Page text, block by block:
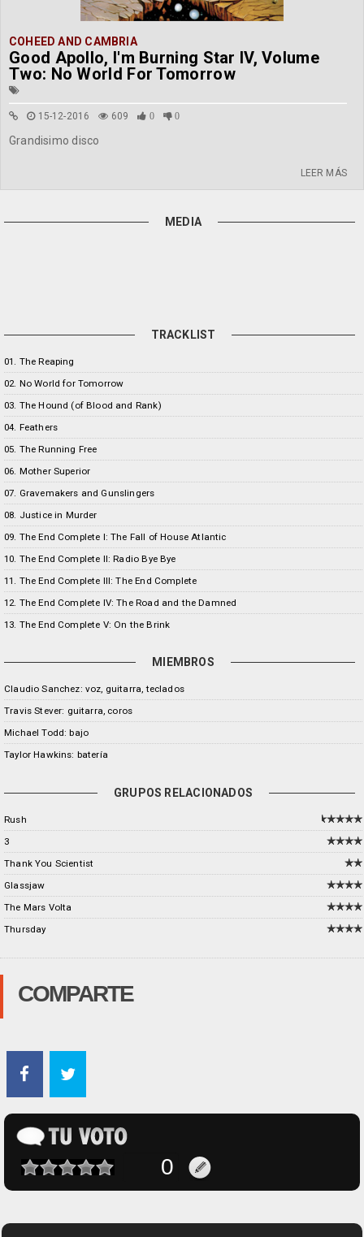
COHEED AND CAMBRIA
Good Apollo, I'm Burning Star IV, Volume
Two: No World For Tomorrow
15-12-2016 609 0 0
Grandisimo disco
LEER MÁS
MEDIA
TRACKLIST
01. The Reaping
02. No World for Tomorrow
03. The Hound (of Blood and Rank)
04. Feathers
05. The Running Free
06. Mother Superior
07. Gravemakers and Gunslingers
08. Justice in Murder
09. The End Complete I: The Fall of House Atlantic
10. The End Complete II: Radio Bye Bye
11. The End Complete III: The End Complete
12. The End Complete IV: The Road and the Damned
13. The End Complete V: On the Brink
MIEMBROS
Claudio Sanchez: voz, guitarra, teclados
Travis Stever: guitarra, coros
Michael Todd: bajo
Taylor Hawkins: batería
GRUPOS RELACIONADOS
Rush
3
Thank You Scientist
Glassjaw
The Mars Volta
Thursday
COMPARTE